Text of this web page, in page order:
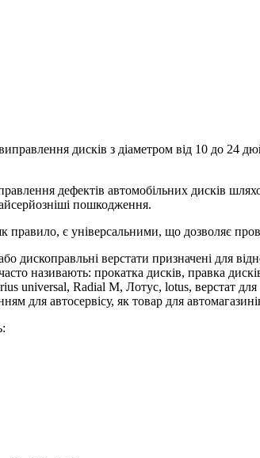
дисків з діаметром від 10 до 24
дефектів автомобільних дисків
пошкодження.
правило, є універсальними, що дозволяє
дископравльні верстати призначені для
називають: прокатка дисків, правка
universal, Radial M, Лотус, lotus, верстат
для автосервісу, як товар для